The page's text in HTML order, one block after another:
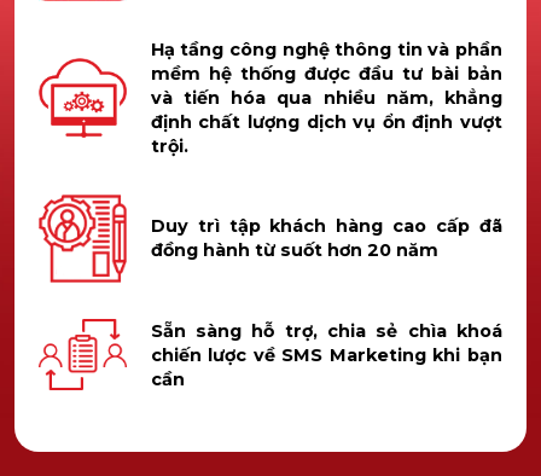
Hạ tầng công nghệ thông tin và phần
mềm hệ thống được đầu tư bài bản
và tiến hóa qua nhiều năm, khẳng
định chất lượng dịch vụ ổn định vượt
trội.
Duy trì tập khách hàng cao cấp đã
đồng hành từ suốt hơn 20 năm
Sẵn sàng hỗ trợ, chia sẻ chìa khoá
chiến lược về SMS Marketing khi bạn
cần